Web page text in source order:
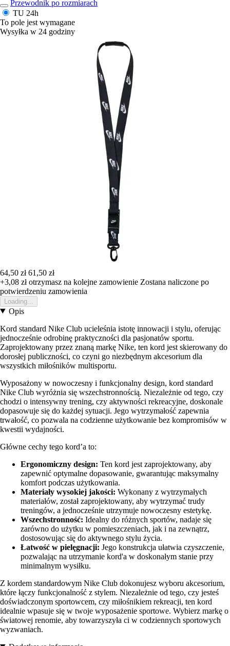
Przewodnik po rozmiarach
TU 24h
To pole jest wymagane
Wysyłka w 24 godziny
64,50 zł 61,50 zł
+3,08 złotrzymasz na kolejne zamowienie Zostana naliczone po
potwierdzeniu zamowienia
Loading...
Opis
Kord standard Nike Club ucieleśnia istotę innowacji i stylu, oferując
jednocześnie odrobinę praktyczności dla pasjonatów sportu.
Zaprojektowany przez znaną markę Nike, ten kord jest skierowany do
dorosłej publiczności, co czyni go niezbędnym akcesorium dla
wszystkich miłośników multisportu.
Wyposażony w nowoczesny i funkcjonalny design, kord standard
Nike Club wyróżnia się wszechstronnością. Niezależnie od tego, czy
chodzi o intensywny trening, czy aktywności rekreacyjne, doskonale
dopasowuje się do każdej sytuacji. Jego wytrzymałość zapewnia
trwałość, co pozwala na codzienne użytkowanie bez kompromisów w
kwestii wydajności.
Główne cechy tego kord’a to:
Ergonomiczny design: Ten kord jest zaprojektowany, aby
zapewnić optymalne dopasowanie, gwarantując maksymalny
komfort podczas użytkowania.
Materiały wysokiej jakości: Wykonany z wytrzymałych
materiałów, został zaprojektowany, aby wytrzymać trudy
treningów, a jednocześnie utrzymuje nowoczesny estetykę.
Wszechstronność: Idealny do różnych sportów, nadaje się
zarówno do użytku w pomieszczeniach, jak i na zewnątrz,
dostosowując się do aktywnego stylu życia.
Łatwość w pielęgnacji: Jego konstrukcja ułatwia czyszczenie,
pozwalając na utrzymanie kord'a w doskonałym stanie przy
minimalnym wysiłku.
Z kordem standardowym Nike Club dokonujesz wyboru akcesorium,
które łączy funkcjonalność z stylem. Niezależnie od tego, czy jesteś
doświadczonym sportowcem, czy miłośnikiem rekreacji, ten kord
idealnie wpasuje się w twoje wyposażenie sportowe. Wybierz markę o
światowej renomie, aby towarzyszyła ci w codziennych sportowych
wyzwaniach.